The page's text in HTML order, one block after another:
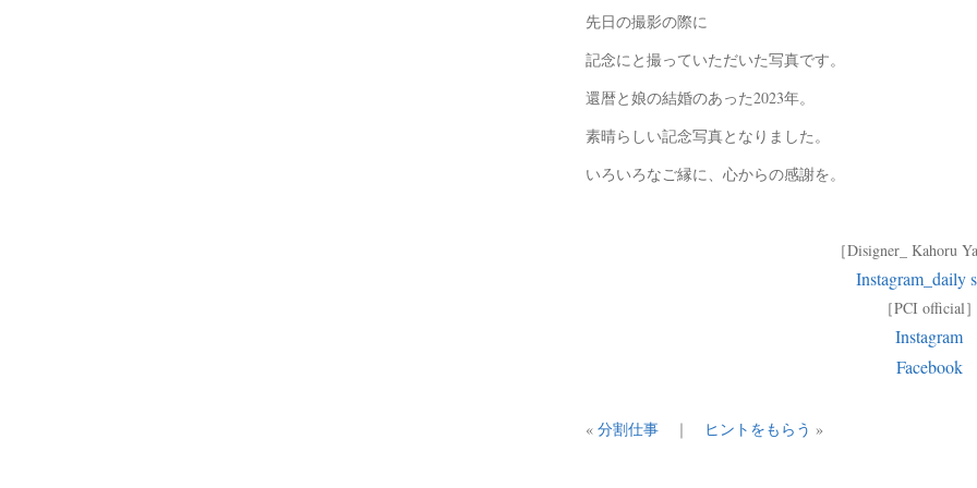
先日の撮影の際に
記念にと撮っていただいた写真です。
還暦と娘の結婚のあった2023年。
素晴らしい記念写真となりました。
いろいろなご縁に、心からの感謝を。
［Disigner_ Kahoru
Instagram_daily
［PCI official］
Instagram
Facebook
« 分割仕事 ｜ ヒントをもらう »